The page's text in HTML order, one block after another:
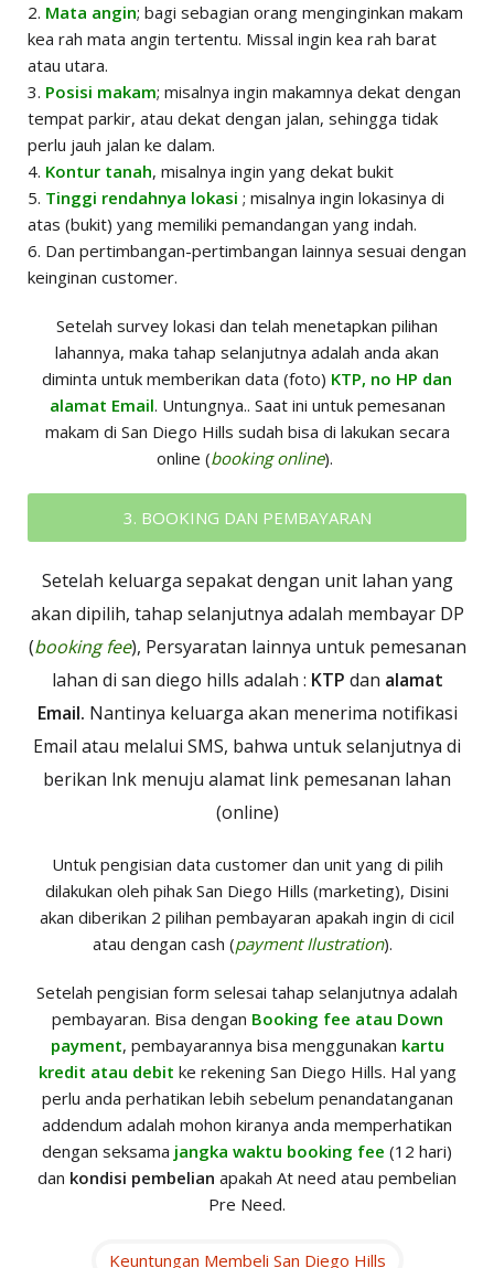
2. Mata angin; bagi sebagian orang menginginkan makam
kea rah mata angin tertentu. Missal ingin kea rah barat
atau utara.
3. Posisi makam; misalnya ingin makamnya dekat dengan
tempat parkir, atau dekat dengan jalan, sehingga tidak
perlu jauh jalan ke dalam.
4. Kontur tanah, misalnya ingin yang dekat bukit
5. Tinggi rendahnya lokasi ; misalnya ingin lokasinya di
atas (bukit) yang memiliki pemandangan yang indah.
6. Dan pertimbangan-pertimbangan lainnya sesuai dengan
keinginan customer.
Setelah survey lokasi dan telah menetapkan pilihan
lahannya, maka tahap selanjutnya adalah anda akan
diminta untuk memberikan data (foto) KTP, no HP dan
alamat Email. Untungnya.. Saat ini untuk pemesanan
makam di San Diego Hills sudah bisa di lakukan secara
online (booking online).
3. BOOKING DAN PEMBAYARAN
Setelah keluarga sepakat dengan unit lahan yang
akan dipilih, tahap selanjutnya adalah membayar DP
(booking fee), Persyaratan lainnya untuk pemesanan
lahan di san diego hills adalah : KTP dan alamat
Email. Nantinya keluarga akan menerima notifikasi
Email atau melalui SMS, bahwa untuk selanjutnya di
berikan lnk menuju alamat link pemesanan lahan
(online)
Untuk pengisian data customer dan unit yang di pilih
dilakukan oleh pihak San Diego Hills (marketing), Disini
akan diberikan 2 pilihan pembayaran apakah ingin di cicil
atau dengan cash (payment Ilustration).
Setelah pengisian form selesai tahap selanjutnya adalah
pembayaran. Bisa dengan Booking fee atau Down
payment, pembayarannya bisa menggunakan kartu
kredit atau debit ke rekening San Diego Hills. Hal yang
perlu anda perhatikan lebih sebelum penandatanganan
addendum adalah mohon kiranya anda memperhatikan
dengan seksama jangka waktu booking fee (12 hari)
dan kondisi pembelian apakah At need atau pembelian
Pre Need.
Keuntungan Membeli San Diego Hills